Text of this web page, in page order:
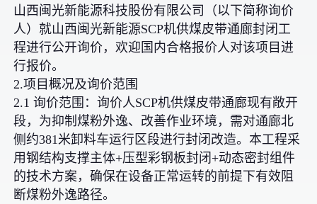
山西闽光新能源科技股份有限公司（以下简称询价
人）就山西闽光新能源SCP机供煤皮带通廊封闭工
程进行公开询价，欢迎国内合格报价人对该项目进
行报价。
2.项目概况及询价范围
2.1 询价范围：询价人SCP机供煤皮带通廊现有敞开
段，为抑制煤粉外逸、改善作业环境，需对通廊北
侧约381米卸料车运行区段进行封闭改造。本工程采
用钢结构支撑主体+压型彩钢板封闭+动态密封组件
的技术方案，确保在设备正常运转的前提下有效阻
断煤粉外逸路径。